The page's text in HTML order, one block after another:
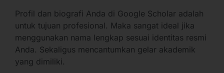
Profil dan biografi Anda di Google Scholar adalah
untuk tujuan profesional. Maka sangat ideal jika
menggunakan nama lengkap sesuai identitas resmi
Anda. Sekaligus mencantumkan gelar akademik
yang dimiliki.